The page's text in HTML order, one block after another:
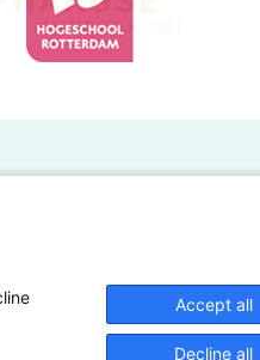
onderzoekers
Accept all
Decline all